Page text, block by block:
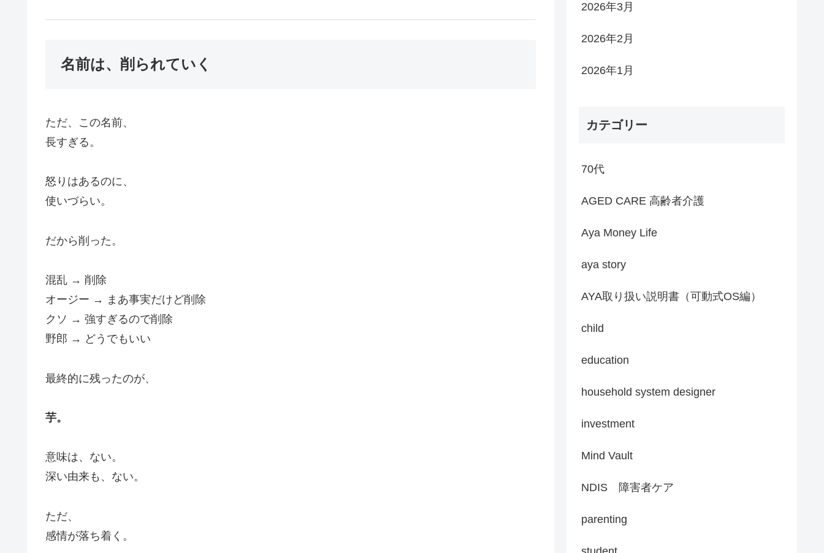
名前は、削られていく
ただ、この名前、
長すぎる。
怒りはあるのに、
使いづらい。
だから削った。
混乱 → 削除
オージー → まあ事実だけど削除
クソ → 強すぎるので削除
野郎 → どうでもいい
最終的に残ったのが、
芋。
意味は、ない。
深い由来も、ない。
ただ、
感情が落ち着く。
2026年3月
2026年2月
2026年1月
カテゴリー
70代
AGED CARE 高齢者介護
Aya Money Life
aya story
AYA取り扱い説明書（可動式OS編）
child
education
household system designer
investment
Mind Vault
NDIS 障害者ケア
parenting